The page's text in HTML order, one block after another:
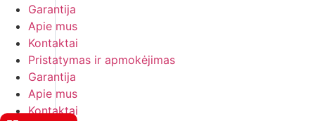
Garantija
Apie mus
Kontaktai
Pristatymas ir apmokėjimas
Garantija
Apie mus
Kontaktai